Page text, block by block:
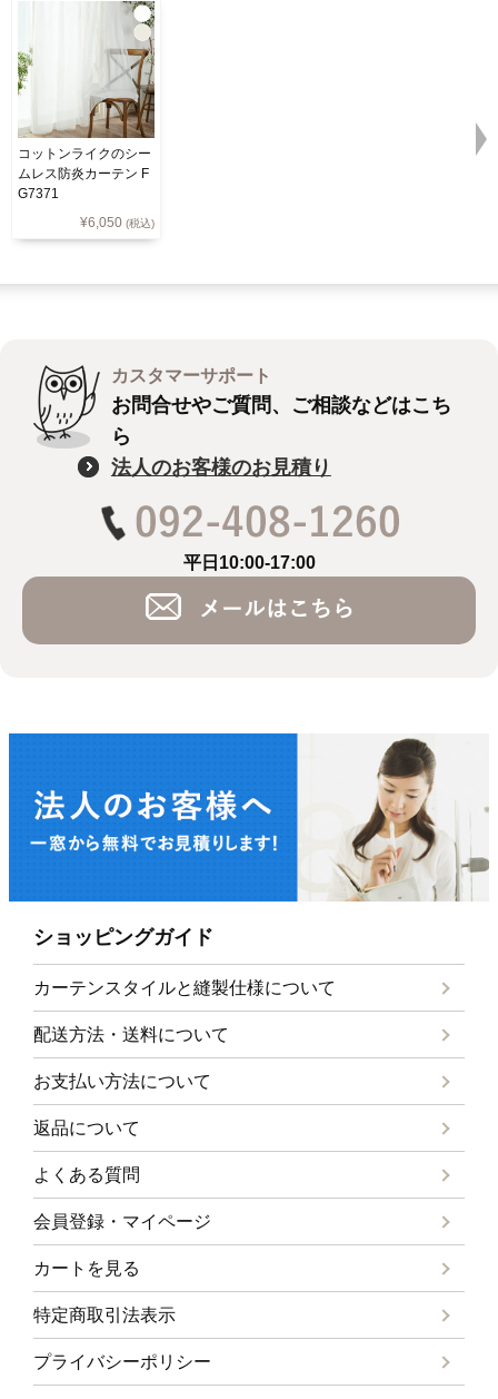
コットンライクのシー
ムレス防炎カーテン F
G7371
¥6,050 (税込)
カスタマーサポート
お問合せやご質問、ご相談などはこち
ら
法人のお客様のお見積り
平日10:00-17:00
ショッピングガイド
カーテンスタイルと縫製仕様について
配送方法・送料について
お支払い方法について
返品について
よくある質問
会員登録・マイページ
カートを見る
特定商取引法表示
プライバシーポリシー